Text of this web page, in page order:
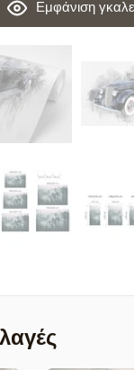
Εμφάνιση